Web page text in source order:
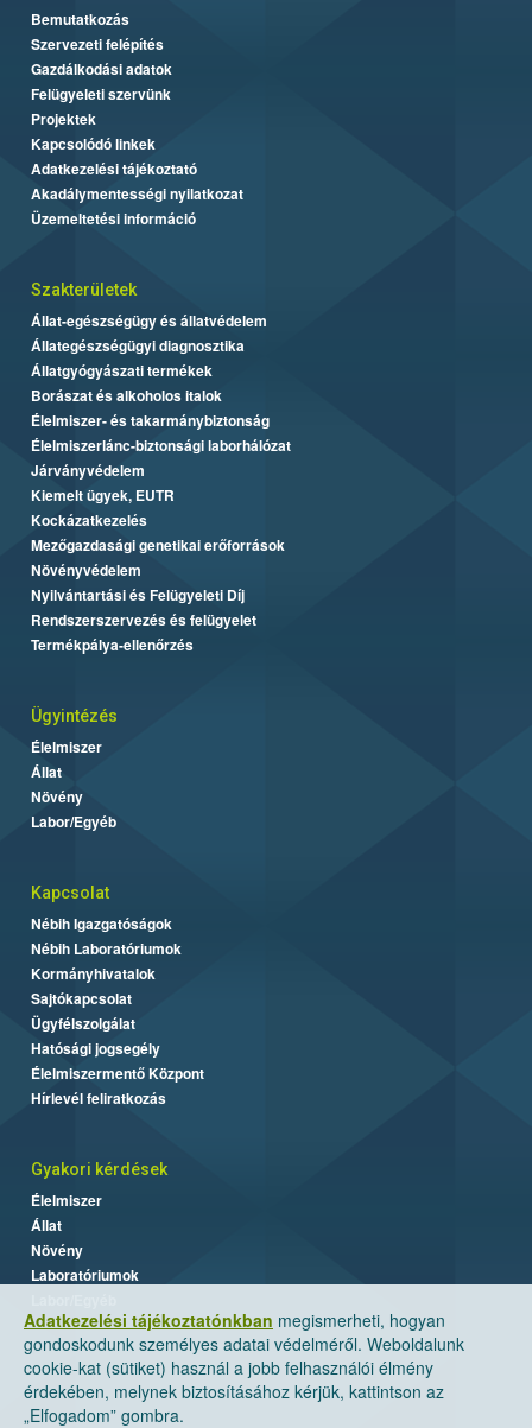
Adatkezelési tájékoztatónkban megismerheti, hogyan
gondoskodunk személyes adatai védelméről. Weboldalunk
cookie-kat (sütiket) használ a jobb felhasználói élmény
érdekében, melynek biztosításához kérjük, kattintson az
„Elfogadom” gombra.
Bemutatkozás
Szervezeti felépítés
Gazdálkodási adatok
Felügyeleti szervünk
Projektek
Kapcsolódó linkek
Adatkezelési tájékoztató
Akadálymentességi nyilatkozat
Üzemeltetési információ
Szakterületek
Állat-egészségügy és állatvédelem
Állategészségügyi diagnosztika
Állatgyógyászati termékek
Borászat és alkoholos italok
Élelmiszer- és takarmánybiztonság
Élelmiszerlánc-biztonsági laborhálózat
Járványvédelem
Kiemelt ügyek, EUTR
Kockázatkezelés
Mezőgazdasági genetikai erőforrások
Növényvédelem
Nyilvántartási és Felügyeleti Díj
Rendszerszervezés és felügyelet
Termékpálya-ellenőrzés
Ügyintézés
Élelmiszer
Állat
Növény
Labor/Egyéb
Kapcsolat
Nébih Igazgatóságok
Nébih Laboratóriumok
Kormányhivatalok
Sajtókapcsolat
Ügyfélszolgálat
Hatósági jogsegély
Élelmiszermentő Központ
Hírlevél feliratkozás
Gyakori kérdések
Élelmiszer
Állat
Növény
Laboratóriumok